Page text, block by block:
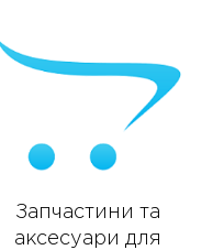
Запчастини та
аксесуари для